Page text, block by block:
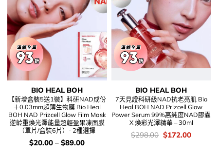
BIO HEAL BOH
【新增盒裝5送1裝】科研NAD成份
＋0.03mm超薄生物膜 Bio Heal
BOH NAD Prizcell Glow Film Mask
逆齡重煥光澤能量超輕盈果凍面膜
（單片/盒裝6片）- 2種選擇
價
$20.00 – $89.00
BIO HEAL BOH
7天見證科研級NAD抗老亮肌 Bio
Heal BOH NAD Prizcell Glow
Power Serum 99%高純度NAD膠囊
X 煥彩光澤精華 – 30ml
價
$298.00 Original
$172.00Current